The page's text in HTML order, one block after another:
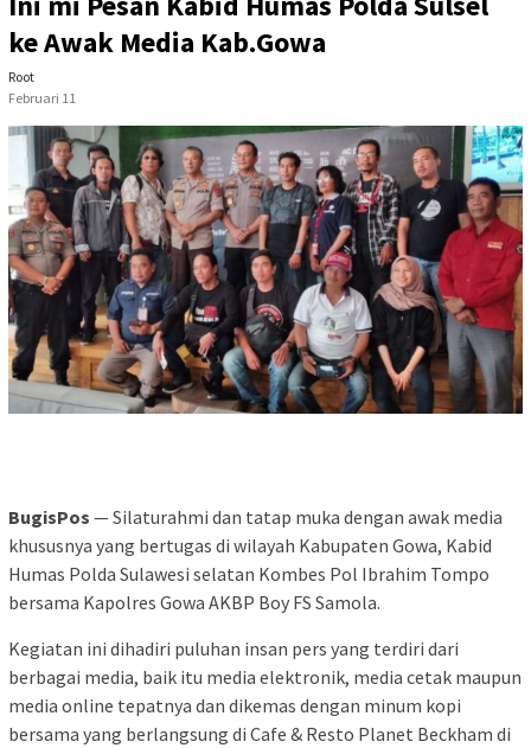
ke Awak Media Kab.Gowa
Root
Februari 11
BugisPos — Silaturahmi dan tatap muka dengan awak media
khususnya yang bertugas di wilayah Kabupaten Gowa, Kabid
Humas Polda Sulawesi selatan Kombes Pol Ibrahim Tompo
bersama Kapolres Gowa AKBP Boy FS Samola.
Kegiatan ini dihadiri puluhan insan pers yang terdiri dari
berbagai media, baik itu media elektronik, media cetak maupun
media online tepatnya dan dikemas dengan minum kopi
bersama yang berlangsung di Cafe & Resto Planet Beckham di